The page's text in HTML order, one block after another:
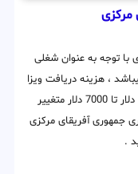
مرکزی
با توجه به عنوان شغلی
، هزینه دریافت ویزا
کاری جمهوری آفریقای مرکزی بطور کلی از 2000 دلار تا 7000 دلار متغییر
جمهوری آفریقای مرکزی
.